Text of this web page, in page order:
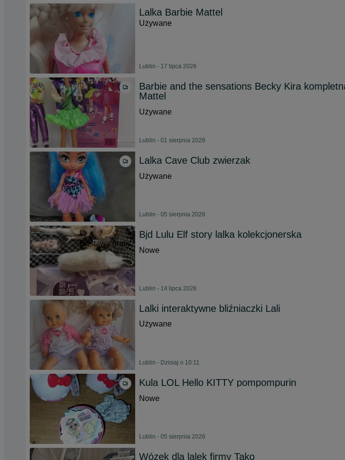
Lalka Barbie Mattel
Używane
Lublin - 17 lipca 2026
Barbie and the sensations Becky Kira
Mattel
Używane
Lublin - 01 sierpnia 2026
Lalka Cave Club zwierzak
Używane
Lublin - 05 sierpnia 2026
Dostawa gratis
Bjd Lulu Elf story lalka kolekcjonerska
Nowe
Lublin - 14 lipca 2026
Lalki interaktywne bliźniaczki Lali
Używane
Lublin - Dzisiaj o 10:11
Kula LOL Hello KITTY pompompurin
Nowe
Lublin - 05 sierpnia 2026
Wózek dla lalek firmy Tako